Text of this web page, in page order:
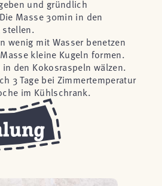
und gründlich
Masse 30min in den
stellen.
wenig mit Wasser benetzen
kleine Kugeln formen.
den Kokosraspeln wälzen.
3 Tage bei Zimmertemperatur
im Kühlschrank.